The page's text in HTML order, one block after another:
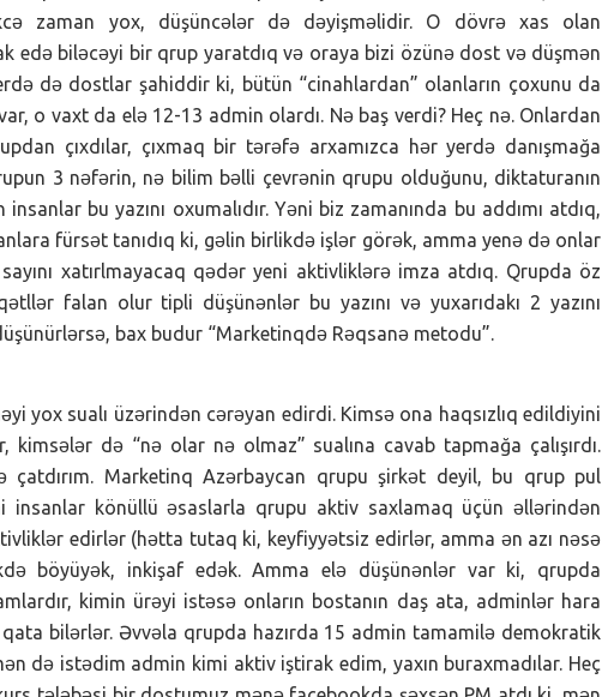
zaman yox, düşüncələr də dəyişməlidir. O dövrə xas olan
edə biləcəyi bir qrup yaratdıq və oraya bizi özünə dost və düşmən
də dostlar şahiddir ki, bütün “cinahlardan” olanların çoxunu da
o vaxt da elə 12-13 admin olardı. Nə baş verdi? Heç nə. Onlardan
çıxdılar, çıxmaq bir tərəfə arxamızca hər yerdə danışmağa
3 nəfərin, nə bilim bəlli çevrənin qrupu olduğunu, diktaturanın
bu yazını oxumalıdır. Yəni biz zamanında bu addımı atdıq,
fürsət tanıdıq ki, gəlin birlikdə işlər görək, amma yenə də onlar
xatırlmayacaq qədər yeni aktivliklərə imza atdıq. Qrupda öz
falan olur tipli düşünənlər bu yazını və yuxarıdakı 2 yazını
bax budur “Marketinqdə Rəqsanə metodu”.
yox sualı üzərindən cərəyan edirdi. Kimsə ona haqsızlıq edildiyini
kimsələr də “nə olar nə olmaz” sualına cavab tapmağa çalışırdı.
çatdırım. Marketinq Azərbaycan qrupu şirkət deyil, bu qrup pul
insanlar könüllü əsaslarla qrupu aktiv saxlamaq üçün əllərindən
edirlər (hətta tutaq ki, keyfiyyətsiz edirlər, amma ən azı nəsə
böyüyək, inkişaf edək. Amma elə düşünənlər var ki, qrupda
kimin ürəyi istəsə onların bostanın daş ata, adminlər hara
bilərlər. Əvvəla qrupda hazırda 15 admin tamamilə demokratik
də istədim admin kimi aktiv iştirak edim, yaxın buraxmadılar. Heç